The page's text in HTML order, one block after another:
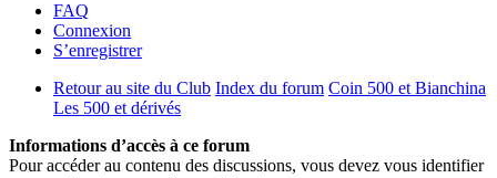
FAQ
Connexion
S’enregistrer
Retour au site du Club Index du forum Coin 500 et Bianchina
Les 500 et dérivés
Informations d’accès à ce forum
Pour accéder au contenu des discussions, vous devez vous identifier